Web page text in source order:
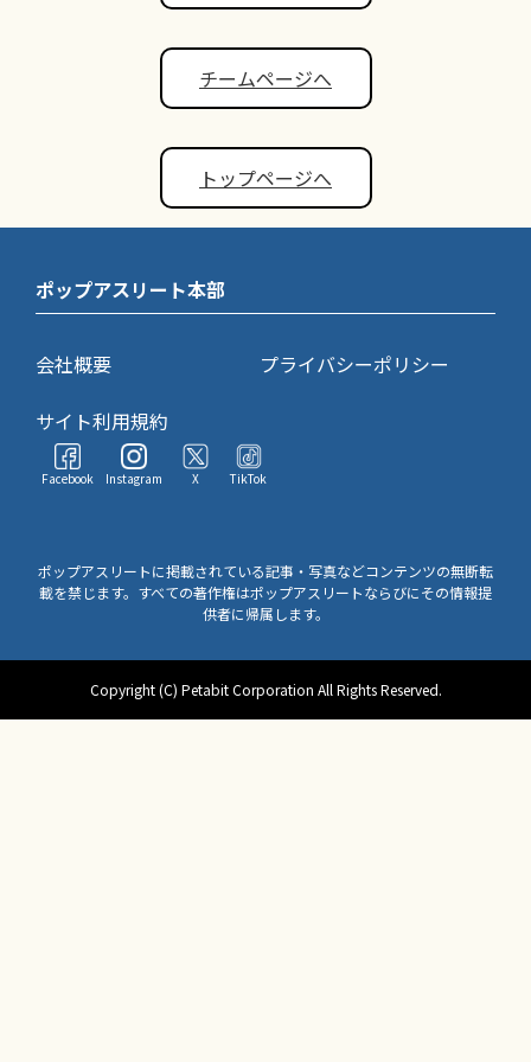
チームページへ
トップページへ
ポップアスリート本部
会社概要
プライバシーポリシー
サイト利用規約
Facebook Instagram X TikTok
ポップアスリートに掲載されている記事・写真などコンテンツの無断転
載を禁じます。すべての著作権はポップアスリートならびにその情報提
供者に帰属します。
Copyright (C) Petabit Corporation All Rights Reserved.